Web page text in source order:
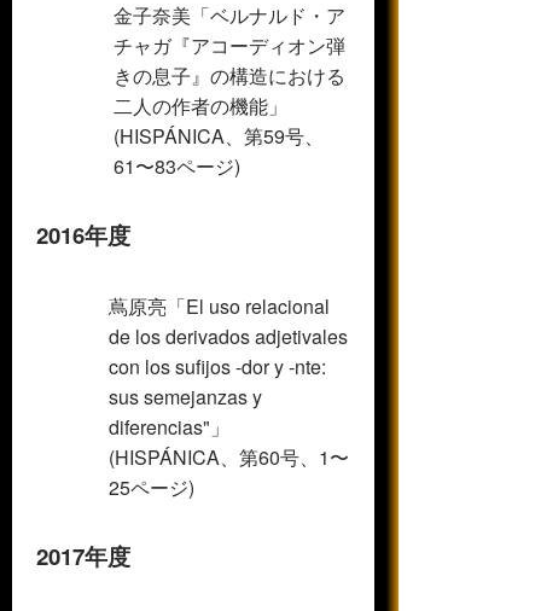
金子奈美「ベルナルド・ア
チャガ『アコーディオン弾
きの息子』の構造における
二人の作者の機能」
(HISPÁNICA、第59号、
61〜83ページ)
2016年度
蔦原亮「El uso relacional
de los derivadosadjetivales
con los sufijos -dor y -nte:
sus semejanzasy
diferencias"」
(HISPÁNICA、第60号、1〜
25ページ)
2017年度